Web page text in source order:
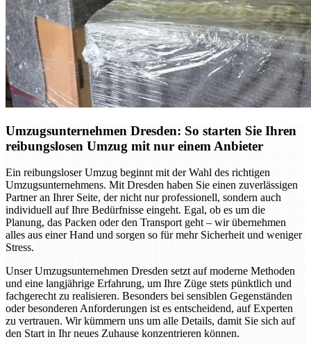
Umzugsunternehmen Dresden: So starten Sie Ihren
reibungslosen Umzug mit nur einem Anbieter
Ein reibungsloser Umzug beginnt mit der Wahl des richtigen
Umzugsunternehmens. Mit Dresden haben Sie einen zuverlässigen
Partner an Ihrer Seite, der nicht nur professionell, sondern auch
individuell auf Ihre Bedürfnisse eingeht. Egal, ob es um die
Planung, das Packen oder den Transport geht – wir übernehmen
alles aus einer Hand und sorgen so für mehr Sicherheit und weniger
Stress.
Unser Umzugsunternehmen Dresden setzt auf moderne Methoden
und eine langjährige Erfahrung, um Ihre Züge stets pünktlich und
fachgerecht zu realisieren. Besonders bei sensiblen Gegenständen
oder besonderen Anforderungen ist es entscheidend, auf Experten
zu vertrauen. Wir kümmern uns um alle Details, damit Sie sich auf
den Start in Ihr neues Zuhause konzentrieren können.